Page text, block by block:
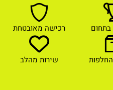
בתחום רכישה מאובטחת
שירות מהלב